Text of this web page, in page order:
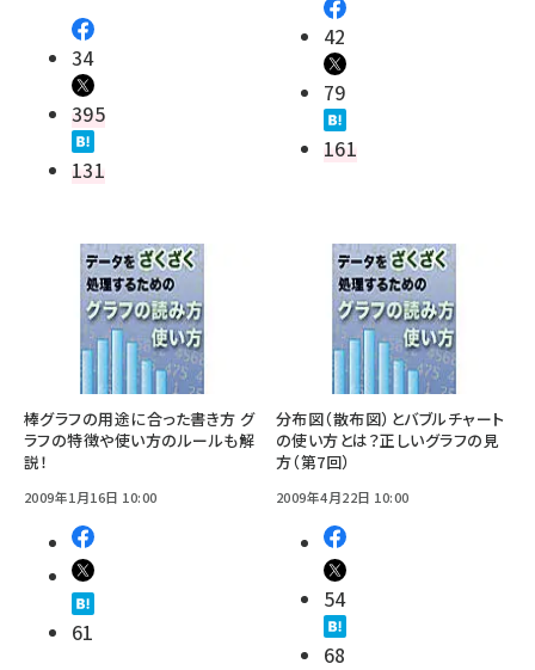
34
395
131
42
79
161
棒グラフの用途に合った書き方 グ
ラフの特徴や使い方のルールも解
説！
2009年1月16日 10:00
61
分布図（散布図）とバブルチャート
の使い方とは？正しいグラフの見
方（第7回）
2009年4月22日 10:00
54
68